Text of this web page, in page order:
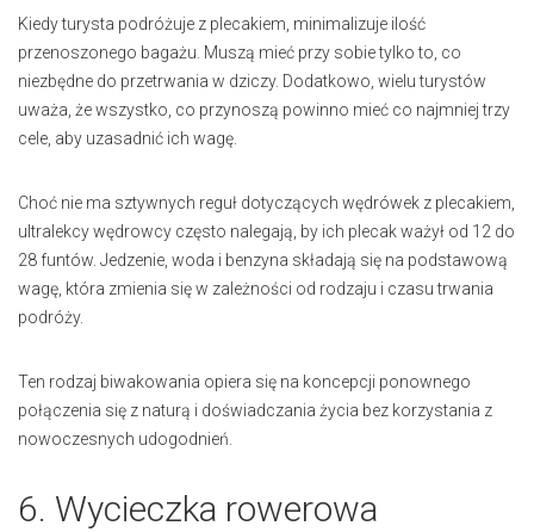
Kiedy turysta podróżuje z plecakiem, minimalizuje ilość
przenoszonego bagażu. Muszą mieć przy sobie tylko to, co
niezbędne do przetrwania w dziczy. Dodatkowo, wielu turystów
uważa, że wszystko, co przynoszą powinno mieć co najmniej trzy
cele, aby uzasadnić ich wagę.
Choć nie ma sztywnych reguł dotyczących wędrówek z plecakiem,
ultralekcy wędrowcy często nalegają, by ich plecak ważył od 12 do
28 funtów. Jedzenie, woda i benzyna składają się na podstawową
wagę, która zmienia się w zależności od rodzaju i czasu trwania
podróży.
Ten rodzaj biwakowania opiera się na koncepcji ponownego
połączenia się z naturą i doświadczania życia bez korzystania z
nowoczesnych udogodnień.
6. Wycieczka rowerowa